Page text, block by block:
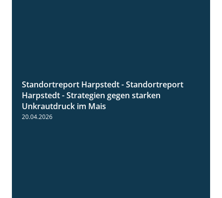
9:11
Standortreport Harpstedt - Standortreport
Harpstedt - Strategien gegen starken
Unkrautdruck im Mais
20.04.2026